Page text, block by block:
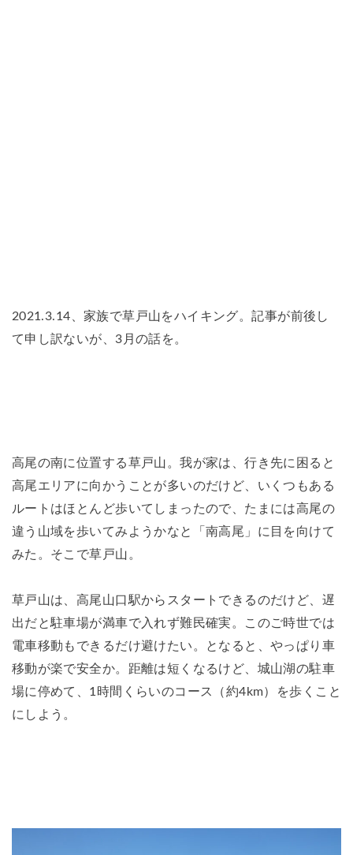
2021.3.14、家族で草戸山をハイキング。記事が前後し
て申し訳ないが、3月の話を。
高尾の南に位置する草戸山。我が家は、行き先に困ると
高尾エリアに向かうことが多いのだけど、いくつもある
ルートはほとんど歩いてしまったので、たまには高尾の
違う山域を歩いてみようかなと「南高尾」に目を向けて
みた。そこで草戸山。
草戸山は、高尾山口駅からスタートできるのだけど、遅
出だと駐車場が満車で入れず難民確実。このご時世では
電車移動もできるだけ避けたい。となると、やっぱり車
移動が楽で安全か。距離は短くなるけど、城山湖の駐車
場に停めて、1時間くらいのコース（約4km）を歩くこと
にしよう。